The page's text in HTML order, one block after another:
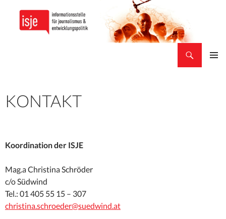
KONTAKT
Koordination der ISJE
Mag.a Christina Schröder
c/o Südwind
Tel.: 01 405 55 15 – 307
christina.schroeder@suedwind.at